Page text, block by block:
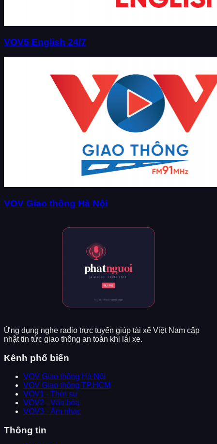
VOV5 English 24/7
VOV Giao thông Hà Nội
Ứng dụng nghe radio trực tuyến giúp tài xế Việt Nam cập
nhật tin tức giao thông an toàn khi lái xe.
Kênh phổ biến
VOV Giao thông Hà Nội
VOV Giao thông TP.HCM
VOV1 - Thời sự
VOV2 - Văn hóa
VOV3 - Âm nhạc
Thông tin